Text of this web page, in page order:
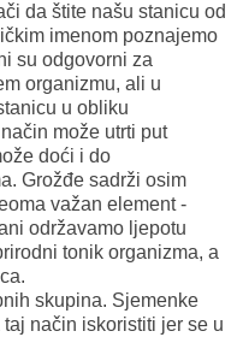
da štite našu stanicu od
imenom poznajemo
su odgovorni za
organizmu, ali u
u obliku
može utrti put
doći i do
Grožđe sadrži osim
važan element -
održavamo ljepotu
tonik organizma, a
skupina. Sjemenke
način iskoristiti jer se u